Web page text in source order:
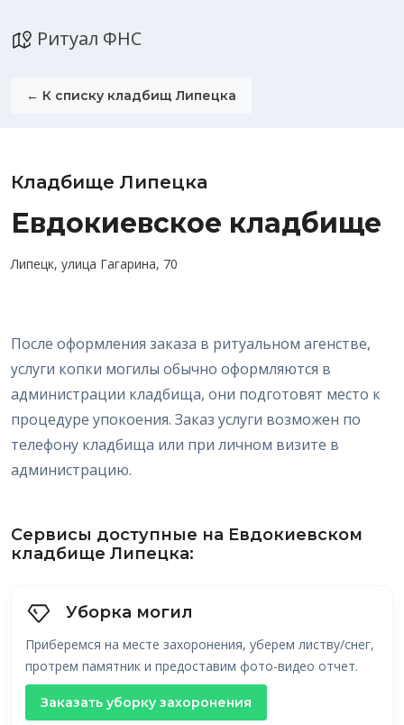
Ритуал ФНС
← К списку кладбищ Липецка
Кладбище Липецка
Евдокиевское кладбище
Липецк, улица Гагарина, 70
После оформления заказа в ритуальном агенстве,
услуги копки могилы обычно оформляются в
администрации кладбища, они подготовят место к
процедуре упокоения. Заказ услуги возможен по
телефону кладбища или при личном визите в
администрацию.
Сервисы доступные на Евдокиевском
кладбище Липецка:
Уборка могил
Приберемся на месте захоронения, уберем листву/снег,
протрем памятник и предоставим фото-видео отчет.
Заказать уборку захоронения